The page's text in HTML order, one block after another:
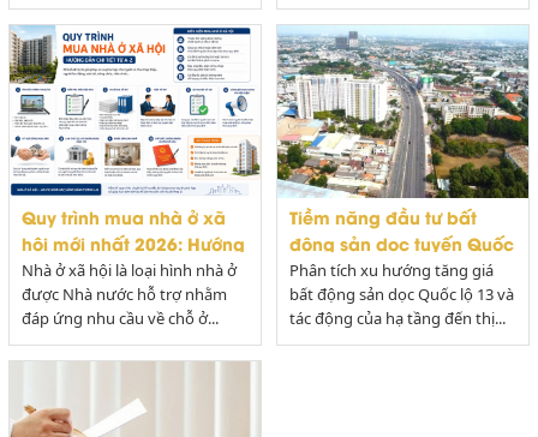
Quy trình mua nhà ở xã
hội mới nhất 2026: Hướng
dẫn chi tiết từ A-Z
Nhà ở xã hội là loại hình nhà ở
được Nhà nước hỗ trợ nhằm
đáp ứng nhu cầu về chỗ ở...
Tiềm năng đầu tư bất
động sản dọc tuyến Quốc
lộ 13
Phân tích xu hướng tăng giá
bất động sản dọc Quốc lộ 13 và
tác động của hạ tầng đến thị...